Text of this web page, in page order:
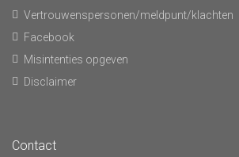
Vertrouwenspersonen/meldpunt/klachten
Facebook
Misintenties opgeven
Disclaimer
Contact